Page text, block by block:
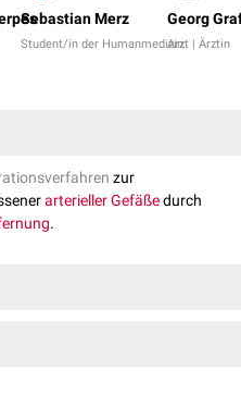
Sebastian Merz
Student/in der Humanmedizin
Georg
Arzt | Ärztin
zur
arteriellerGefäßedurch
.
oder
ist.